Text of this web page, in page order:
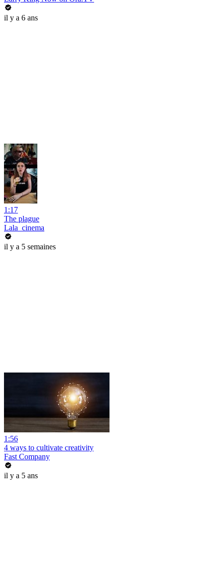
il y a 6 ans
1:17
The plague
Lala_cinema
il y a 5 semaines
1:56
4 ways to cultivate creativity
Fast Company
il y a 5 ans